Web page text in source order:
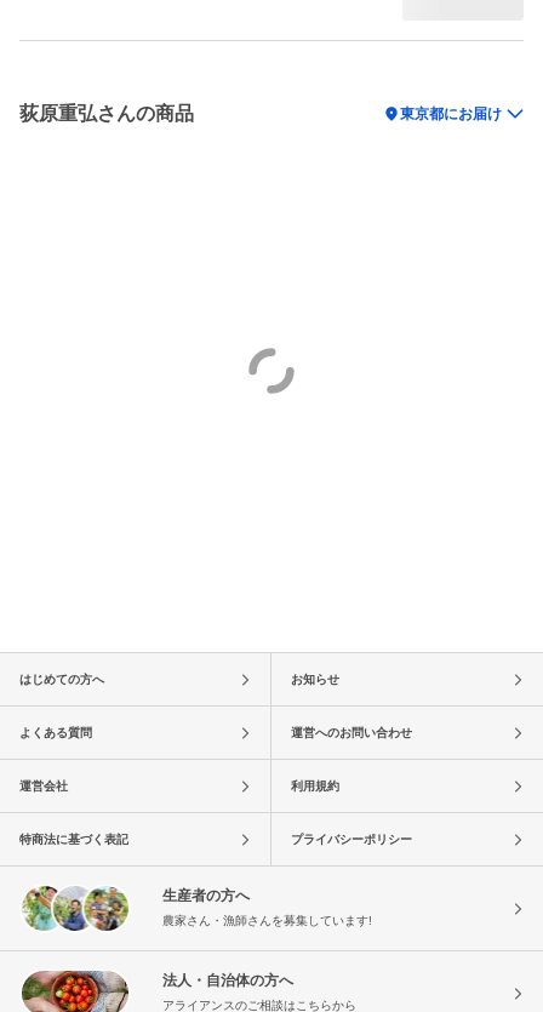
荻原重弘さんの商品 location_on東京都にお届け
はじめての方へ お知らせ
よくある質問 運営へのお問い合わせ
運営会社 利用規約
特商法に基づく表記 プライバシーポリシー
生産者の方へ
農家さん・漁師さんを募集しています!
法人・自治体の方へ
アライアンスのご相談はこちらから